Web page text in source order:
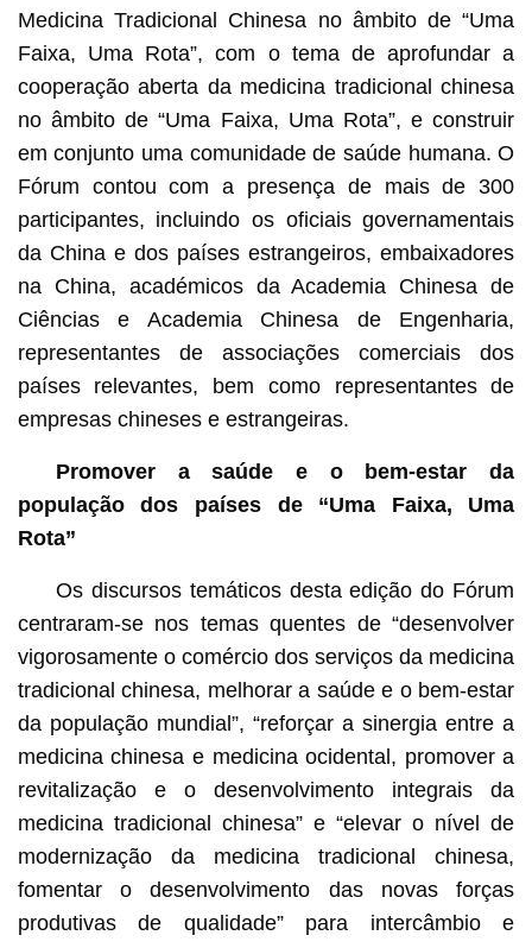
Medicina Tradicional Chinesa no âmbito de “Uma
Faixa, Uma Rota”, com o tema de aprofundar a
cooperação aberta da medicina tradicional chinesa
no âmbito de “Uma Faixa, Uma Rota”, e construir
em conjunto uma comunidade de saúde humana. O
Fórum contou com a presença de mais de 300
participantes, incluindo os oficiais governamentais
da China e dos países estrangeiros, embaixadores
na China, académicos da Academia Chinesa de
Ciências e Academia Chinesa de Engenharia,
representantes de associações comerciais dos
países relevantes, bem como representantes de
empresas chineses e estrangeiras.
Promover a saúde e o bem-estar da
população dos países de “Uma Faixa, Uma
Rota”
Os discursos temáticos desta edição do Fórum
centraram-se nos temas quentes de “desenvolver
vigorosamente o comércio dos serviços da medicina
tradicional chinesa, melhorar a saúde e o bem-estar
da população mundial”, “reforçar a sinergia entre a
medicina chinesa e medicina ocidental, promover a
revitalização e o desenvolvimento integrais da
medicina tradicional chinesa” e “elevar o nível de
modernização da medicina tradicional chinesa,
fomentar o desenvolvimento das novas forças
produtivas de qualidade” para intercâmbio e